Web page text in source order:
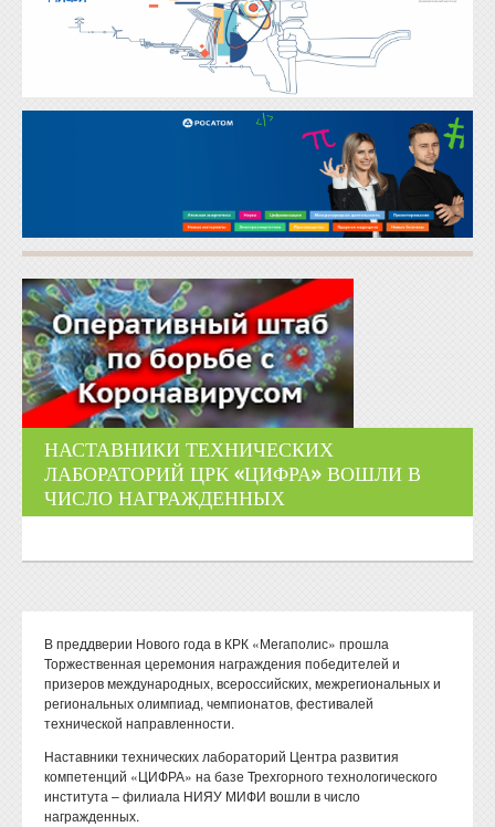
НАСТАВНИКИ ТЕХНИЧЕСКИХ
ЛАБОРАТОРИЙ ЦРК «ЦИФРА» ВОШЛИ В
ЧИСЛО НАГРАЖДЕННЫХ
В преддверии Нового года в КРК «Мегаполис» прошла
Торжественная церемония награждения победителей и
призеров международных, всероссийских, межрегиональных и
региональных олимпиад, чемпионатов, фестивалей
технической направленности.
Наставники технических лабораторий Центра развития
компетенций «ЦИФРА» на базе Трехгорного технологического
института – филиала НИЯУ МИФИ вошли в число
награжденных.